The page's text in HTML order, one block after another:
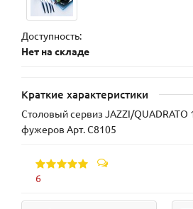
Доступность:
Нет на складе
Краткие характеристики
Столовый сервиз JAZZI/QUADRATO
фужеров Арт. C8105
6